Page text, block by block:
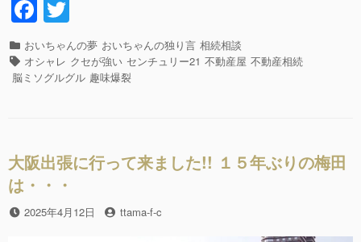
中
で
す
F
a
c
e
o
k
wi
tt
er
カ
テ
ゴ
おいちゃんの夢 おいちゃんの独り言 相続相談
タ
グ
オシャレ クセが強い センチュリー21 不動産屋 不動産相続
脳ミソグルグル 趣味爆裂
大阪出張に行って来ました!! １５年ぶりの梅田
は・・・
投
2025年4月12日
投
ttama-f-c